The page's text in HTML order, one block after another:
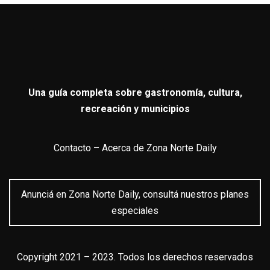
Una guía completa sobre gastronomía, cultura,
recreación y municipios
Contacto– Acerca de Zona Norte Daily
Anunciá en Zona Norte Daily, consultá nuestros planes
especiales
Copyright 2021 – 2023. Todos los derechos reservados